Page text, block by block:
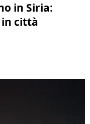
in Siria:
in città